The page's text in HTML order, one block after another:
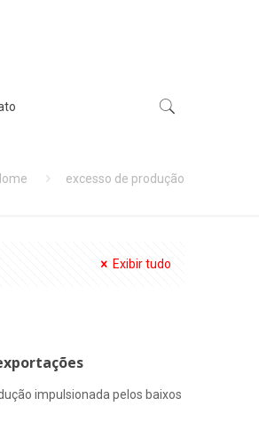
excesso de produção
Exibir tudo
impulsionada pelos baixos